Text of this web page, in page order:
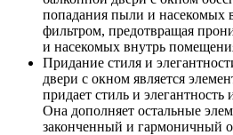
попадания пыли и
фильтром, предотвращая
и насекомых внутрь
Придание стиля и
двери с окном является
придает стиль и
Она дополняет остальные
законченный и гармоничный